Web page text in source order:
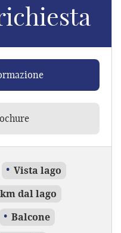
Vista lago
dal lago
Balcone